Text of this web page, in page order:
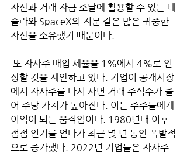
자산과 거래 자금 조달에 활용할 수 있는 테
슬라와 SpaceX의 지분 같은 많은 귀중한
자산을 소유했기 때문이다.
상할 것을 제안하고 있다. 기업이 공개시장
에서 자사주를 다시 사면 거래 주식수가 줄
어 주당 가치가 높아진다. 이는 주주들에게
이익이 되는 움직임이다. 1980년대 이후
점점 인기를 얻다가 최근 몇 년 동안 폭발적
으로 증가했다. 2022년 기업들은 자사주